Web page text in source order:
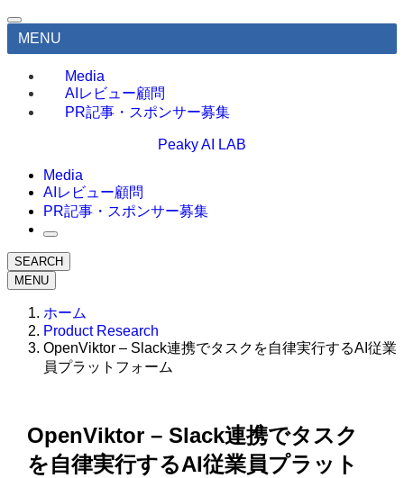
MENU
Media
AIレビュー顧問
PR記事・スポンサー募集
Peaky AI LAB
Media
AIレビュー顧問
PR記事・スポンサー募集
SEARCH
MENU
ホーム
Product Research
OpenViktor – Slack連携でタスクを自律実行するAI従業
員プラットフォーム
OpenViktor – Slack連携でタスク
を自律実行するAI従業員プラット